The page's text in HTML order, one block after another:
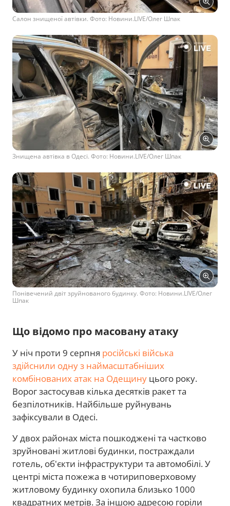
Салон знищеної автівки. Фото: Новини.LIVE/Олег Шпак
Знищена автівка в Одесі. Фото: Новини.LIVE/Олег Шпак
Понівечений двіт зруйнованого будинку. Фото: Новини.LIVE/Олег
Шпак
Що відомо про масовану атаку
У ніч проти 9 серпня російські війська
здійснили одну з наймасштабніших
комбінованих атак на Одещину цього року.
Ворог застосував кілька десятків ракет та
безпілотників. Найбільше руйнувань
зафіксували в Одесі.
У двох районах міста пошкоджені та частково
зруйновані житлові будинки, постраждали
готель, об'єкти інфраструктури та автомобілі. У
центрі міста пожежа в чотириповерховому
житловому будинку охопила близько 1000
квадратних метрів. За іншою адресою горіли